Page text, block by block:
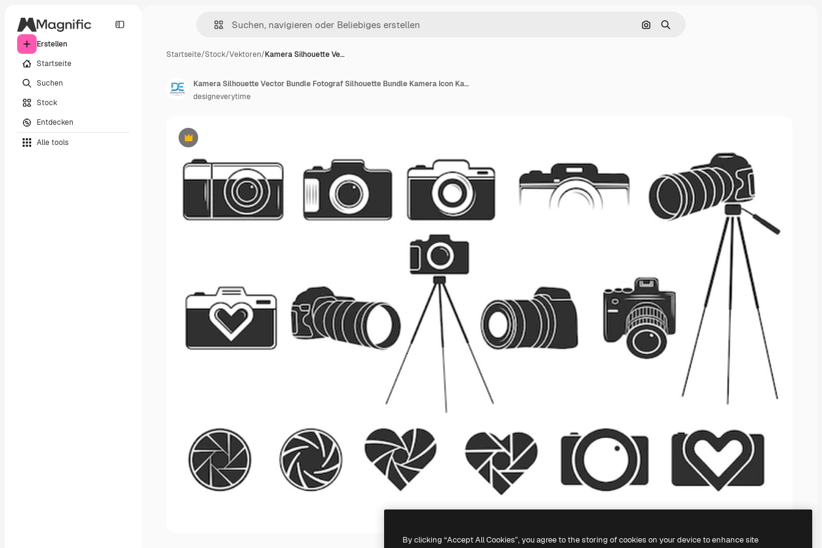
Erstellen
Startseite
Suchen
Stock
Entdecken
Alle tools
Nach Bild suchen
Suchen
Startseite/Stock/Vektoren/Kamera Silhouette Ve…
Premium
Kamera Silhouette Vector Bundle Fotograf Silhouette Bundle Kamera Icon Kamera Vektor Bundle
designeverytime
By clicking “Accept All Cookies”, you agree to the storing of cookies on your device to enhance site